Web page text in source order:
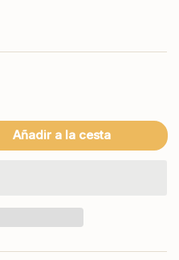
Añadir a la cesta